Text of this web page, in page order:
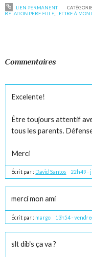
LIEN PERMANENT
RELATION PERE FILLE LETTRE À MON
Commentaires
Excelente!
Être toujours attentif
tous les parents.
Merci
Écrit par : David Santos 22h49-
merci mon ami
Écrit par : margo 13h54-
slt dib's ça va ?